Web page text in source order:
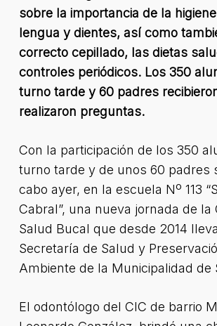
sobre la importancia de la
lengua y dientes, así como
correcto cepillado, las dietas
controles periódicos. Los 350
turno tarde y 60 padres
realizaron preguntas.
Con la participación de los 350
turno tarde y de unos 60 padres
cabo ayer, en la escuela Nº 113
Cabral”, una nueva jornada de la
Salud Bucal que desde 2014
Secretaría de Salud y
Ambiente de la Municipalidad de
El odontólogo del CIC de barrio